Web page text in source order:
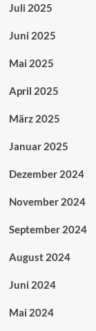
Juli 2025
Juni 2025
Mai 2025
April 2025
März 2025
Januar 2025
Dezember 2024
November 2024
September 2024
August 2024
Juni 2024
Mai 2024